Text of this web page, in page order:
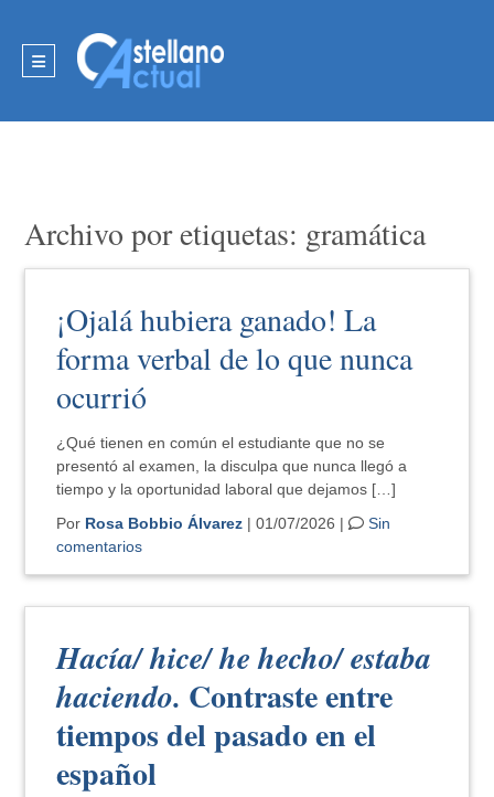
Archivo por etiquetas: gramática
¡Ojalá hubiera ganado! La
forma verbal de lo que nunca
ocurrió
¿Qué tienen en común el estudiante que no se
presentó al examen, la disculpa que nunca llegó a
tiempo y la oportunidad laboral que dejamos […]
Por Rosa Bobbio Álvarez | 01/07/2026 |
Sin
comentarios
Hacía/ hice/ he hecho/ estaba
haciendo. Contraste entre
tiempos del pasado en el
español